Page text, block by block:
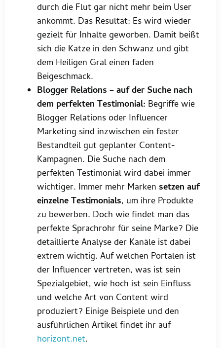
durch die Flut gar nicht mehr beim User
ankommt. Das Resultat: Es wird wieder
gezielt für Inhalte geworben. Damit beißt
sich die Katze in den Schwanz und gibt
dem Heiligen Gral einen faden
Beigeschmack.
Blogger Relations – auf der Suche nach
dem perfekten Testimonial: Begriffe wie
Blogger Relations oder Influencer
Marketing sind inzwischen ein fester
Bestandteil gut geplanter Content-
Kampagnen. Die Suche nach dem
perfekten Testimonial wird dabei immer
wichtiger. Immer mehr Marken setzen auf
einzelne Testimonials, um ihre Produkte
zu bewerben. Doch wie findet man das
perfekte Sprachrohr für seine Marke? Die
detaillierte Analyse der Kanäle ist dabei
extrem wichtig. Auf welchen Portalen ist
der Influencer vertreten, was ist sein
Spezialgebiet, wie hoch ist sein Einfluss
und welche Art von Content wird
produziert? Einige Beispiele und den
ausführlichen Artikel findet ihr auf
horizont.net.